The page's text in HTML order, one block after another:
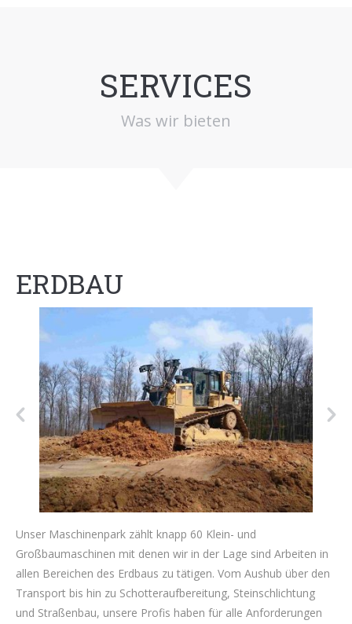
SERVICES
Was wir bieten
ERDBAU
Unser Maschinenpark zählt knapp 60 Klein- und
Großbaumaschinen mit denen wir in der Lage sind Arbeiten in
allen Bereichen des Erdbaus zu tätigen. Vom Aushub über den
Transport bis hin zu Schotteraufbereitung, Steinschlichtung
und Straßenbau, unsere Profis haben für alle Anforderungen